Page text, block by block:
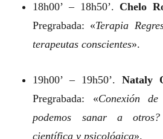
18h00’ – 18h50’. Chelo
Pregrabada: «Terapia
terapeutas conscientes».
19h00’ – 19h50’. Nataly
Pregrabada: «Conexión
podemos sanar a
científica y psicológica».